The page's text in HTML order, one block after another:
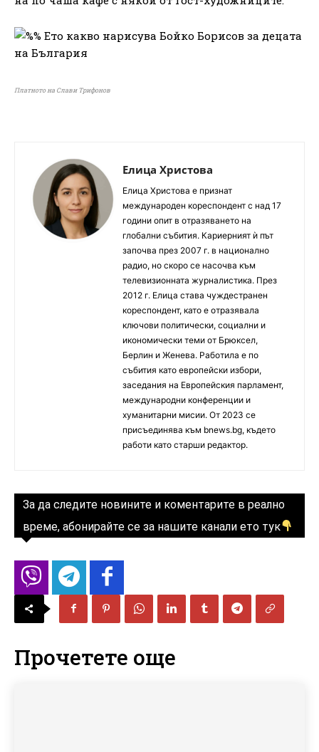
Платното на Слави Трифонов
Елица Христова
Елица Христова е признат
международен кореспондент с над 17
години опит в отразяването на
глобални събития. Кариерният ѝ път
започва през 2007 г. в национално
радио, но скоро се насочва към
телевизионната журналистика. През
2012 г. Елица става чуждестранен
кореспондент, като е отразявала
ключови политически, социални и
икономически теми от Брюксел,
Берлин и Женева. Работила е по
събития като европейски избори,
заседания на Европейския парламент,
международни конференции и
хуманитарни мисии. От 2023 се
присъединява към bnews.bg, където
работи като старши редактор.
За да следите новините и коментарите в реално
време, абонирайте се за нашите канали ето тук
Прочетете още